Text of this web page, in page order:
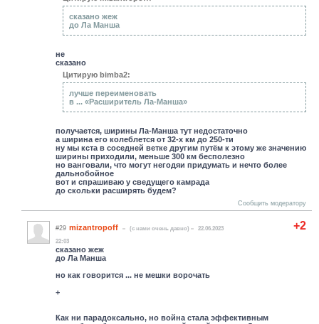
сказано жеж
до Ла Манша
не
сказано
Цитирую bimba2:
лучше переименовать
в ... «Расширитель Ла-Манша»
получается, ширины Ла-Манша тут недостаточно
а ширина его колеблется от 32-х км до 250-ти
ну мы кста в соседней ветке другим путём к этому же значению
ширины приходили, меньше 300 км бесполезно
но ванговали, что могут негодяи придумать и нечто более
дальнобойное
вот и спрашиваю у сведущего камрада
до скольки расширять будем?
Сообщить модератору
+2
#29 mizantropoff (c нами очень давно)
22.06.2023
22:03
сказано жеж
до Ла Манша
но как говорится ... не мешки ворочать
+
Как ни парадоксально, но война стала эффективным